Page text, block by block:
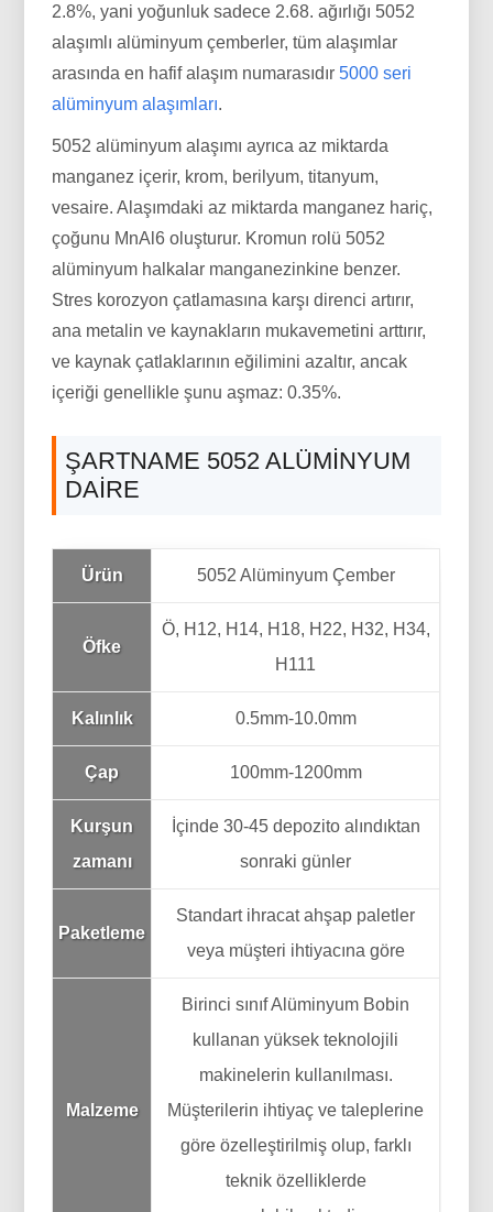
2.8%, yani yoğunluk sadece 2.68. ağırlığı 5052
alaşımlı alüminyum çemberler, tüm alaşımlar
arasında en hafif alaşım numarasıdır5000 seri
alüminyum alaşımları.
5052 alüminyum alaşımı ayrıca az miktarda
manganez içerir, krom, berilyum, titanyum,
vesaire. Alaşımdaki az miktarda manganez hariç,
çoğunu MnAl6 oluşturur. Kromun rolü 5052
alüminyum halkalar manganezinkine benzer.
Stres korozyon çatlamasına karşı direnci artırır,
ana metalin ve kaynakların mukavemetini arttırır,
ve kaynak çatlaklarının eğilimini azaltır, ancak
içeriği genellikle şunu aşmaz: 0.35%.
ŞARTNAME 5052 ALÜMINYUM
DAIRE
Ürün 5052 Alüminyum Çember
Öfke
Ö, H12, H14, H18, H22, H32, H34,
H111
Kalınlık 0.5mm-10.0mm
Çap 100mm-1200mm
Kurşun
zamanı
İçinde 30-45 depozito alındıktan
sonraki günler
Paketleme
Standart ihracat ahşap paletler
veya müşteri ihtiyacına göre
Malzeme
Birinci sınıf Alüminyum Bobin
kullanan yüksek teknolojili
makinelerin kullanılması.
Müşterilerin ihtiyaç ve taleplerine
göre özelleştirilmiş olup, farklı
teknik özelliklerde